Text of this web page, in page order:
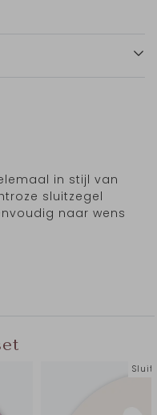
in stijl van
sluitzegel
naar wens